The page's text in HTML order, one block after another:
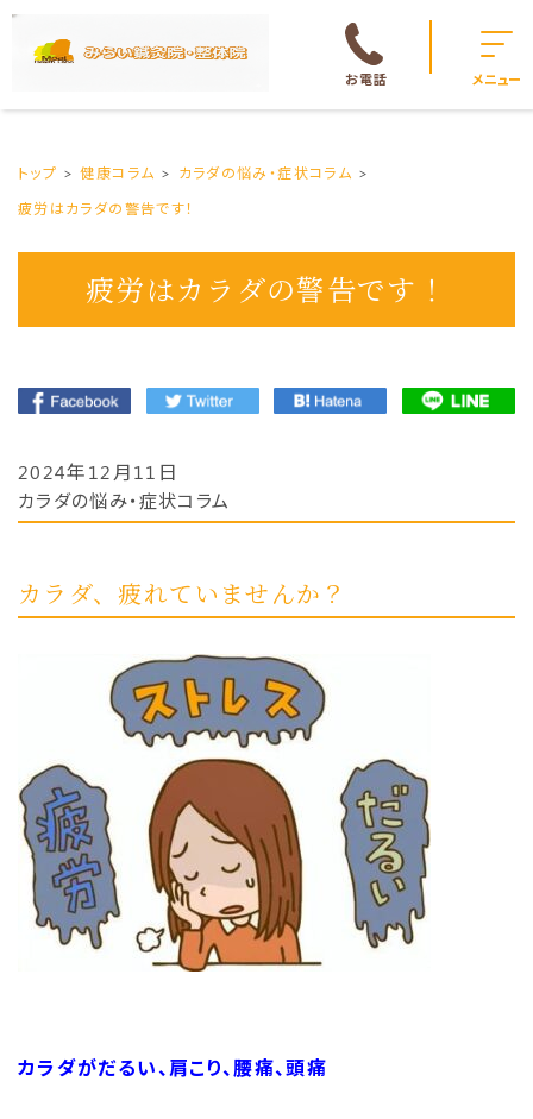
お電話 メニュー
トップ 健康コラム
カラダの悩み・症状コラム
疲労はカラダの警告です！
疲労はカラダの警告です！
2024年12月11日
カラダの悩み・症状コラム
カラダ、疲れていませんか？
カラダがだるい、肩こり、腰痛、頭痛